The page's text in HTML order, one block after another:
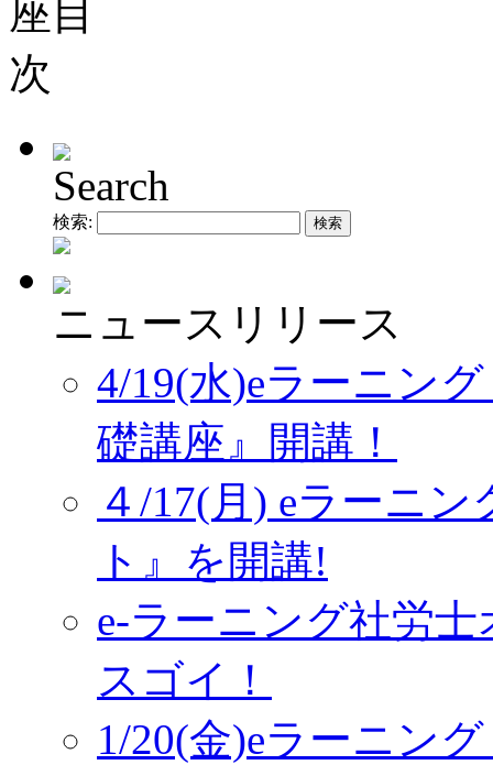
Search
検索:
ニュースリリース
4/19(水)eラーニン
礎講座』開講！
４/17(月) eラーニ
ト』を開講!
e-ラーニング社労
スゴイ！
1/20(金)eラーニン